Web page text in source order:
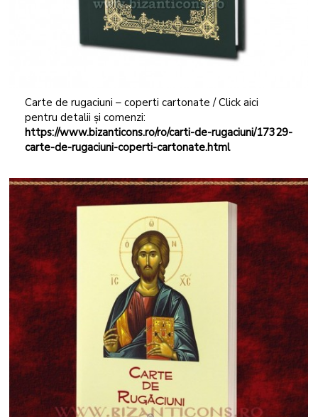
Carte de rugaciuni – coperti cartonate / Click aici
pentru detalii și comenzi:
https://www.bizanticons.ro/ro/carti-de-rugaciuni/17329-
carte-de-rugaciuni-coperti-cartonate.html